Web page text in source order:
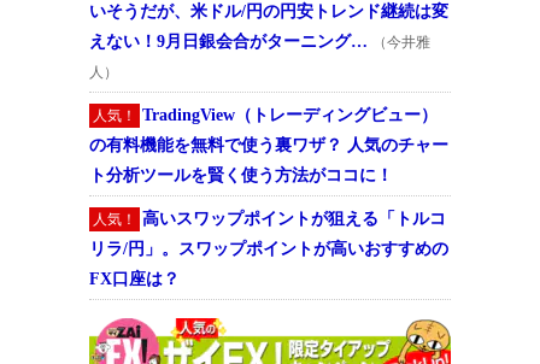
いそうだが、米ドル/円の円安トレンド継続は変
えない！9月日銀会合がターニング…
（今井雅
人）
人気！
TradingView（トレーディングビュー）
の有料機能を無料で使う裏ワザ？ 人気のチャー
ト分析ツールを賢く使う方法がココに！
人気！
高いスワップポイントが狙える「トルコ
リラ/円」。スワップポイントが高いおすすめの
FX口座は？